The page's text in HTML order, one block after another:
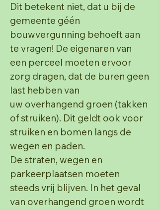
Dit betekent niet, dat u bij de
gemeente géén
bouwvergunning behoeft aan
te vragen! De eigenaren van
een perceel moeten ervoor
zorg dragen, dat de buren geen
last hebben van
uw overhangend groen (takken
of struiken). Dit geldt ook voor
struiken en bomen langs de
wegen en paden.
De straten, wegen en
parkeerplaatsen moeten
steeds vrij blijven. In het geval
van overhangend groen wordt